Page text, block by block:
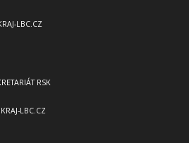
LBC.CZ
RSK
LBC.CZ